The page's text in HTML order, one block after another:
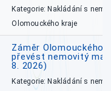
Kategorie: Nakládání s
Olomouckého kraje
Záměr Olomouckého
převést nemovitý
8. 2026)
Kategorie: Nakládání s